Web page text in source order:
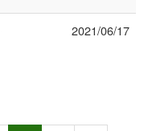
2021/06/17